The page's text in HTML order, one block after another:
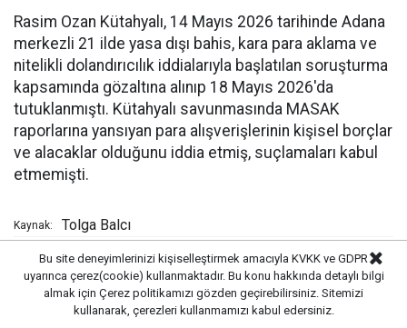
Rasim Ozan Kütahyalı, 14 Mayıs 2026 tarihinde Adana
merkezli 21 ilde yasa dışı bahis, kara para aklama ve
nitelikli dolandırıcılık iddialarıyla başlatılan soruşturma
kapsamında gözaltına alınıp 18 Mayıs 2026'da
tutuklanmıştı. Kütahyalı savunmasında MASAK
raporlarına yansıyan para alışverişlerinin kişisel borçlar
ve alacaklar olduğunu iddia etmiş, suçlamaları kabul
etmemişti.
Kaynak: Tolga Balcı
Öne Çıkanlar
Bu site deneyimlerinizi kişiselleştirmek amacıyla KVKK ve GDPR
uyarınca çerez(cookie) kullanmaktadır. Bu konu hakkında detaylı bilgi
almak için Çerez politikamızı gözden geçirebilirsiniz. Sitemizi
kullanarak, çerezleri kullanmamızı kabul edersiniz.